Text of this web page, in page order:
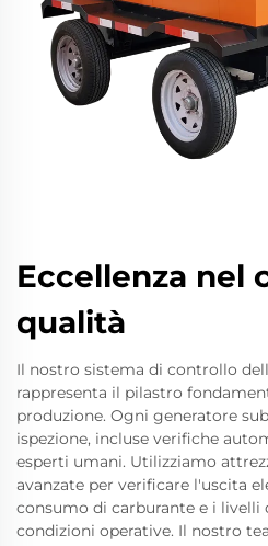
Eccellenza nel
qualità
Il nostro sistema di controllo
rappresenta il pilastro
produzione. Ogni generatore
ispezione, incluse verifiche
esperti umani. Utilizziamo
avanzate per verificare l'uscita
consumo di carburante e i livelli
condizioni operative. Il nostro